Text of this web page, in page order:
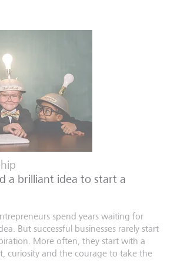
a brilliant idea to start a
spend years waiting for
But successful businesses rarely start
More often, they start with a
curiosity and the courage to take the